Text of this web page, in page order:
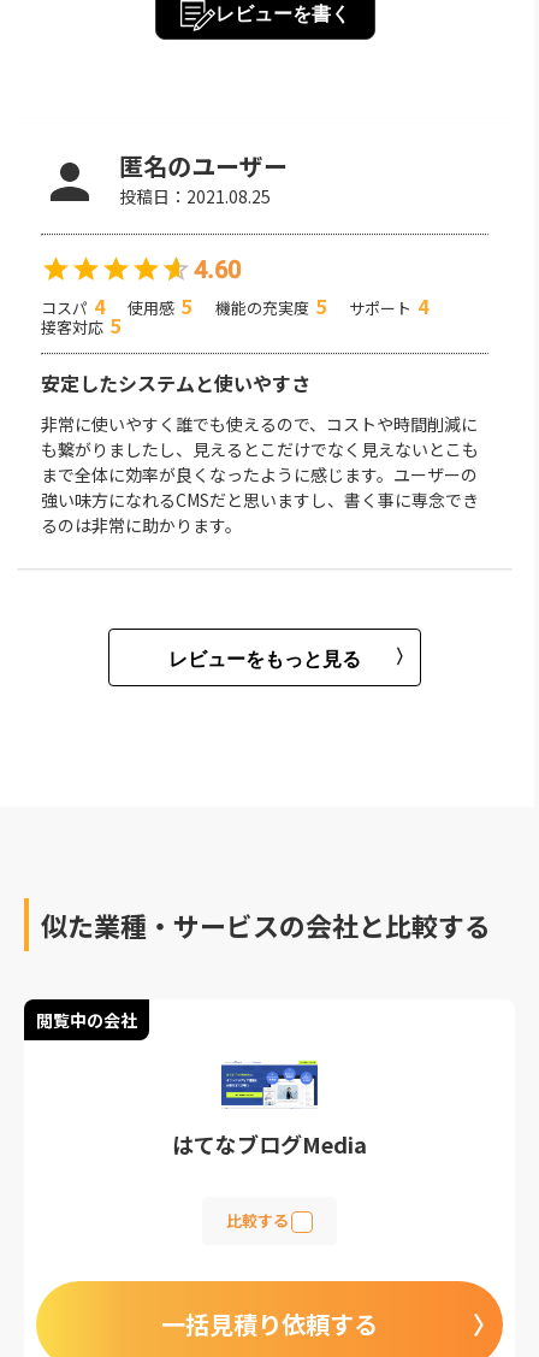
レビューを書く
匿名のユーザー
投稿日： 2021.08.25
4.60
コスパ 4 使用感 5 機能の充実度 5 サポート 4
接客対応 5
安定したシステムと使いやすさ
非常に使いやすく誰でも使えるので、コストや時間削減に
も繋がりましたし、見えるとこだけでなく見えないとこも
まで全体に効率が良くなったように感じます。ユーザーの
強い味方になれるCMSだと思いますし、書く事に専念でき
るのは非常に助かります。
レビューをもっと見る
似た業種・サービスの会社と比較する
閲覧中の会社
はてなブログMedia
比較する
一括見積り依頼する